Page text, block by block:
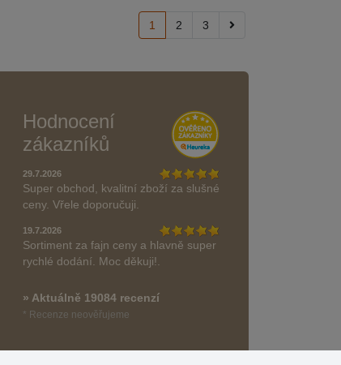
1 2 3
Hodnocení
zákazníků
29.7.2026
Super obchod, kvalitní zboží za slušné
ceny. Vřele doporučuji.
19.7.2026
Sortiment za fajn ceny a hlavně super
rychlé dodání. Moc děkuji!.
» Aktuálně 19084 recenzí
* Recenze neověřujeme